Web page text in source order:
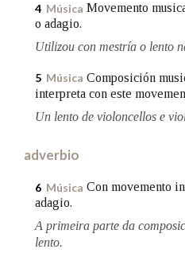
Pertence a
4 Música Movemento
o adagio.
Utilizou con mestría o lento
5 Música Composición
interpreta con este
Un lento de violoncellos e
adverbio
6 Música Con movemento
adagio.
A primeira parte da
lento.